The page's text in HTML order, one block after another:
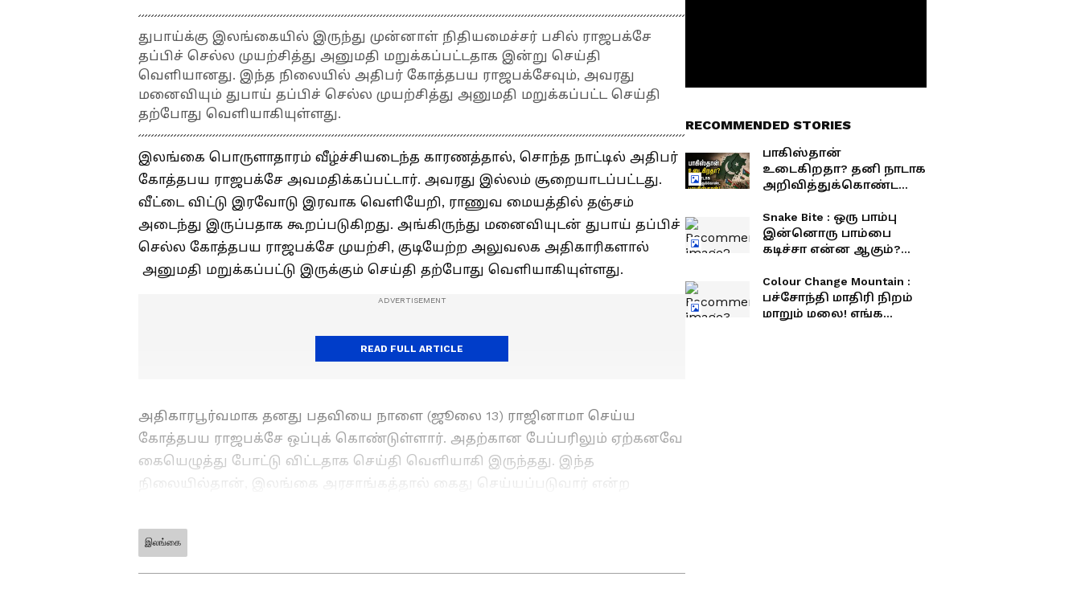
துபாய்க்கு இலங்கையில் இருந்து முன்னாள் நிதியமைச்சர் பசில் ராஜபக்சே
தப்பிச் செல்ல முயற்சித்து அனுமதி மறுக்கப்பட்டதாக இன்று செய்தி
வெளியானது. இந்த நிலையில் அதிபர் கோத்தபய ராஜபக்சேவும், அவரது
மனைவியும் துபாய் தப்பிச் செல்ல முயற்சித்து அனுமதி மறுக்கப்பட்ட செய்தி
தற்போது வெளியாகியுள்ளது.
இலங்கை பொருளாதாரம் வீழ்ச்சியடைந்த காரணத்தால், சொந்த நாட்டில் அதிபர்
கோத்தபய ராஜபக்சே அவமதிக்கப்பட்டார். அவரது இல்லம் சூறையாடப்பட்டது.
வீட்டை விட்டு இரவோடு இரவாக வெளியேறி, ராணுவ மையத்தில் தஞ்சம்
அடைந்து இருப்பதாக கூறப்படுகிறது. அங்கிருந்து மனைவியுடன் துபாய் தப்பிச்
செல்ல கோத்தபய ராஜபக்சே முயற்சி, குடியேற்ற அலுவலக அதிகாரிகளால்
அனுமதி மறுக்கப்பட்டு இருக்கும் செய்தி தற்போது வெளியாகியுள்ளது.
அதிகாரபூர்வமாக தனது பதவியை நாளை (ஜூலை 13) ராஜினாமா செய்ய
கோத்தபய ராஜபக்சே ஒப்புக் கொண்டுள்ளார். அதற்கான பேப்பரிலும் ஏற்கனவே
கையெழுத்து போட்டு விட்டதாக செய்தி வெளியாகி இருந்தது. இந்த
நிலையில்தான், இலங்கை அரசாங்கத்தால் கைது செய்யப்படுவார் என்ற
நிலையத்திற்கு மனைவியுடன் திங்கள் கிழமை இரவு வந்தார்.
READ FULL ARTICLE
ABOUT THE AUTHOR
Dhanalakshmi G
இலங்கை
RECOMMENDED STORIES
பாகிஸ்தான்
உடைகிறதா? தனி நாடாக
அறிவித்துக்கொண்ட
Snake Bite : ஒரு பாம்பு
இன்னொரு பாம்பை
கடிச்சா என்ன ஆகும்?
Colour Change Mountain :
பச்சோந்தி மாதிரி நிறம்
மாறும் மலை! எங்க